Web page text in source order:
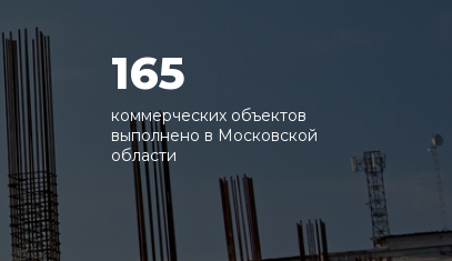
165
коммерческих объектов
выполнено в Московской
области